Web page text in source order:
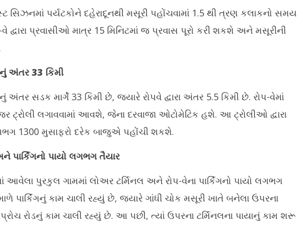
સિઝનમાં પર્યટકોને દહેરાદૂનથી મસૂરી પહોંચવામાં 1.5 થી ત્રણ કલાકનો સમય
દ્વારા પ્રવાસીઓ માત્ર 15 મિનિટમાં જ પ્રવાસ પૂરો કરી શકશે અને મસૂરીની
અંતર 33 કિમી
અંતર સડક માર્ગે 33 કિમી છે, જ્યારે રોપવે દ્વારા અંતર 5.5 કિમી છે. રોપ-વેમાં
ટ્રોલી લગાવવામાં આવશે, જેના દરવાજા ઓટોમેટિક હશે. આ ટ્રોલીઓ દ્વારા
1300 મુસાફરો દરેક બાજુએ પહોંચી શકશે.
પાર્કિંગનો પાયો લગભગ તૈયાર
આવેલા પુરકુલ ગામમાં લોઅર ટર્મિનલ અને રોપ-વેના પાર્કિંગનો પાયો લગભગ
પાર્કિંગનું કામ ચાલી રહ્યું છે, જ્યારે ગાંધી ચોક મસૂરી ખાતે બનેલા ઉપરના
રોડનું કામ ચાલી રહ્યું છે. આ પછી, ત્યાં ઉપરના ટર્મિનલના પાયાનું કામ શરૂ